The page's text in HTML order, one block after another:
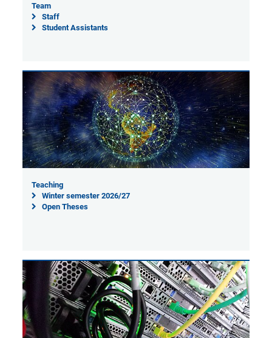
Team
Staff
Student Assistants
Teaching
Winter semester 2026/27
Open Theses